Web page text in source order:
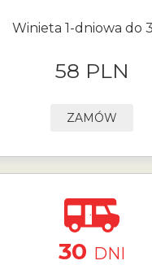
Winieta 1-dniowa do
58 PLN
ZAMÓW
30 DNI